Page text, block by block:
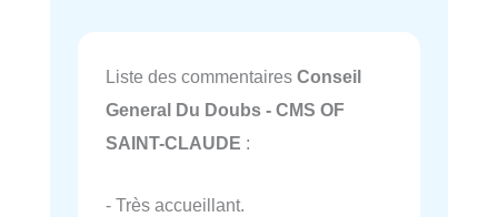
Liste des commentaires Conseil
General Du Doubs - CMS OF
SAINT-CLAUDE :
- Très accueillant.